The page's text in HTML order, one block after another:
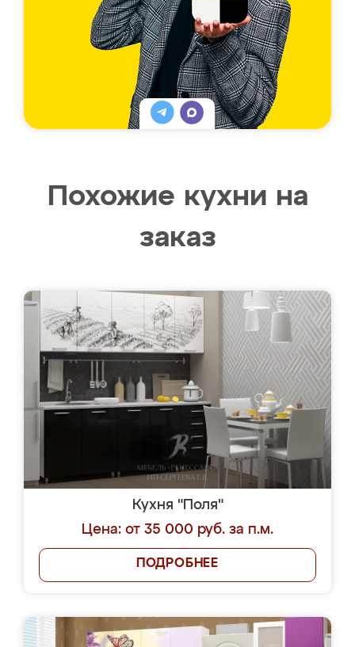
Похожие кухни на
заказ
Кухня "Поля"
Цена: от 35 000 руб. за п.м.
ПОДРОБНЕЕ